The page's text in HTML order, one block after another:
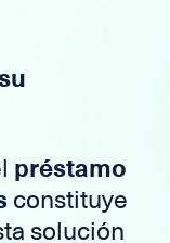
préstamo
constituye
solución